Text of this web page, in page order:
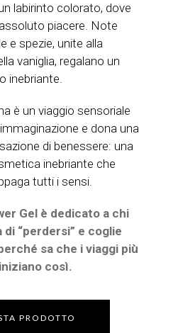
labirinto colorato, dove
piacere. Note
e spezie, unite alla
vaniglia, regalano un
inebriante.
è un viaggio sensoriale
e dona una
di benessere: una
inebriante che
tutti i sensi.
Gel è dedicato a chi
di “perdersi” e coglie
sa che i viaggi più
così.
PRODOTTO